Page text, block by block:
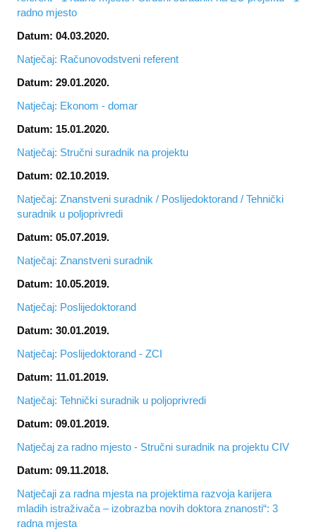
radno mjesto
Datum: 04.03.2020.
Natječaj: Računovodstveni referent
Datum: 29.01.2020.
Natječaj: Ekonom - domar
Datum: 15.01.2020.
Natječaj: Stručni suradnik na projektu
Datum: 02.10.2019.
Natječaj: Znanstveni suradnik / Poslijedoktorand / Tehnički
suradnik u poljoprivredi
Datum: 05.07.2019.
Natječaj: Znanstveni suradnik
Datum: 10.05.2019.
Natječaj: Poslijedoktorand
Datum: 30.01.2019.
Natječaj: Poslijedoktorand - ZCI
Datum: 11.01.2019.
Natječaj: Tehnički suradnik u poljoprivredi
Datum: 09.01.2019.
Natječaj za radno mjesto - Stručni suradnik na projektu CIV
Datum: 09.11.2018.
Natječaji za radna mjesta na projektima razvoja karijera
mladih istraživača – izobrazba novih doktora znanosti“: 3
radna mjesta